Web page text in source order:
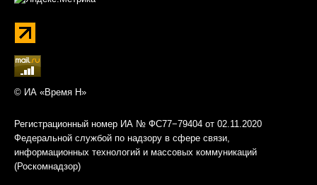
© ИА «Время Н»
Регистрационный номер ИА № ФС77−79404 от 02.11.2020
Федеральной службой по надзору в сфере связи,
информационных технологий и массовых коммуникаций
(Роскомнадзор)